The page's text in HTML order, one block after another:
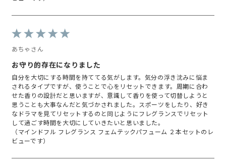
あちゃさん
お守り的存在になりました
自分を大切にする時間を持ててる気がします。気分の浮き沈みに悩ま
されるタイプですが、使うことで心をリセットできます。周期に合わ
せた香りの設計だと思いますが、意識して香りを使って切替しようと
思うことも大事なんだと気づかされました。スポーツをしたり、好き
なドラマを見てリセットするのと同じようにフレグランスでリセット
して過ごす時間を大切にしていきたいと思いました。
（マインドフル フレグランス フェムテックパフューム ２本セットのレ
ビューです）